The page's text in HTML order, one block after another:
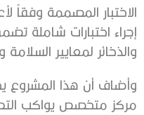
الاختبار المصممة وفقاً
إجراء اختبارات شاملة
والذخائر لمعايير السلامة
وأضاف أن هذا المشروع
مركز متخصص يواكب